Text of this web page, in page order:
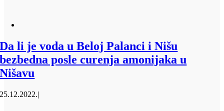
Da li je voda u Beloj Palanci i Nišu
bezbedna posle curenja amonijaka u
Nišavu
25.12.2022.|